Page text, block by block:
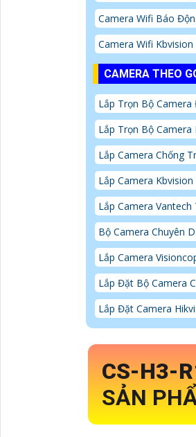
Camera Wifi Báo
Camera Wifi Kbvision
CAMERA THEO
Lắp Trọn Bộ
Lắp Trọn Bộ Camera
Lắp Camera Chống
Lắp Camera
Lắp Camera Vantech
Bộ Camera Chuyên
Lắp Camera
Lắp Đặt Bộ Camera
Lắp Đặt Camera
CS-H3-
SẢN